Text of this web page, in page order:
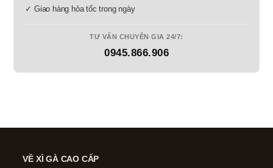
✓ Giao hàng hỏa tốc trong ngày
TƯ VẤN CHUYÊN GIA 24/7:
0945.866.906
VỀ XÌ GÀ CAO CẤP